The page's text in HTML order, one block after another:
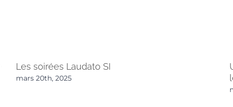
Les soirées Laudato SI
mars 20th, 2025